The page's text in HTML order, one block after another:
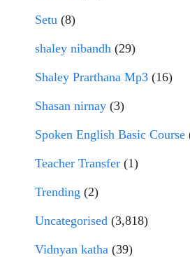
Setu (8)
shaley nibandh (29)
Shaley Prarthana Mp3 (16)
Shasan nirnay (3)
Spoken English Basic Course
Teacher Transfer (1)
Trending (2)
Uncategorised (3,818)
Vidnyan katha (39)